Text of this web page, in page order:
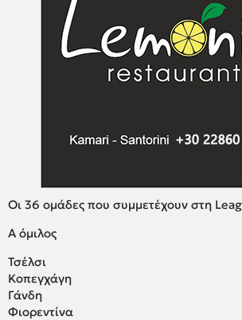
Οι 36 ομάδες που συμμετέχουν στη
A όμιλος
Τσέλσι
Κοπεγχάγη
Γάνδη
Φιορεντίνα